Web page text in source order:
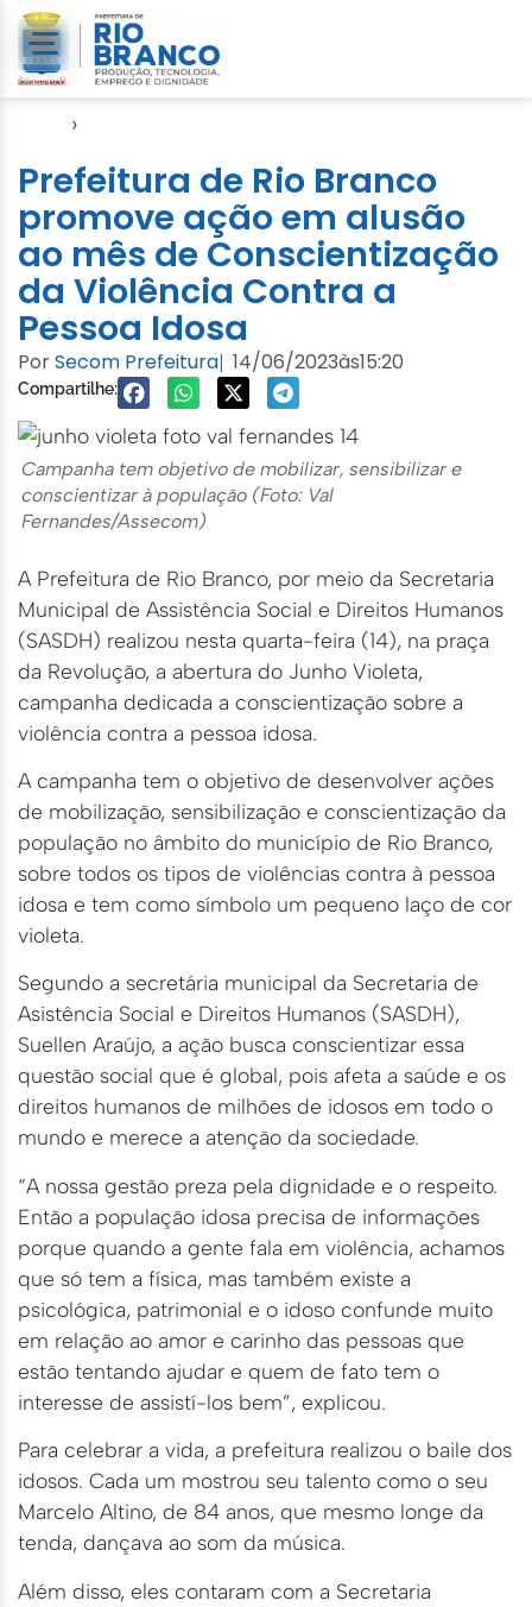
›
Prefeitura de Rio Branco
promove ação em alusão
ao mês de Conscientização
da Violência Contra a
Pessoa Idosa
PorSecom Prefeitura| 14/06/2023às15:20
Compartilhe:
Campanha tem objetivo de mobilizar, sensibilizar e
conscientizar à população (Foto: Val
Fernandes/Assecom)
A Prefeitura de Rio Branco, por meio da Secretaria
Municipal de Assistência Social e Direitos Humanos
(SASDH) realizou nesta quarta-feira (14), na praça
da Revolução, a abertura do Junho Violeta,
campanha dedicada a conscientização sobre a
violência contra a pessoa idosa.
A campanha tem o objetivo de desenvolver ações
de mobilização, sensibilização e conscientização da
população no âmbito do município de Rio Branco,
sobre todos os tipos de violências contra à pessoa
idosa e tem como símbolo um pequeno laço de cor
violeta.
Segundo a secretária municipal da Secretaria de
Asistência Social e Direitos Humanos (SASDH),
Suellen Araújo, a ação busca conscientizar essa
questão social que é global, pois afeta a saúde e os
direitos humanos de milhões de idosos em todo o
mundo e merece a atenção da sociedade.
“A nossa gestão preza pela dignidade e o respeito.
Então a população idosa precisa de informações
porque quando a gente fala em violência, achamos
que só tem a física, mas também existe a
psicológica, patrimonial e o idoso confunde muito
em relação ao amor e carinho das pessoas que
estão tentando ajudar e quem de fato tem o
interesse de assistí-los bem”, explicou.
Para celebrar a vida, a prefeitura realizou o baile dos
idosos. Cada um mostrou seu talento como o seu
Marcelo Altino, de 84 anos, que mesmo longe da
tenda, dançava ao som da música.
Além disso, eles contaram com a Secretaria